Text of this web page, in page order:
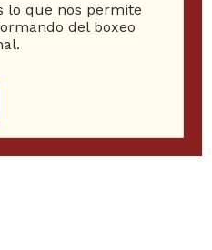
lo que nos permite
del boxeo